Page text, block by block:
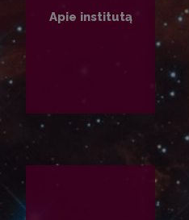
Apie institutą